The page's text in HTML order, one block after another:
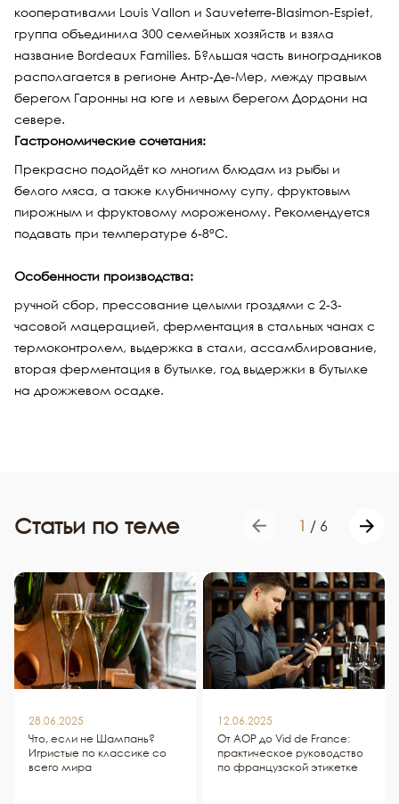
кооперативами Louis Vallon и Sauveterre-Blasimon-Espiet,
группа объединила 300 семейных хозяйств и взяла
название Bordeaux Families. Б?льшая часть виноградников
располагается в регионе Антр-Де-Мер, между правым
берегом Гаронны на юге и левым берегом Дордони на
севере.
Гастрономические сочетания:
Прекрасно подойдёт ко многим блюдам из рыбы и
белого мяса, а также клубничному супу, фруктовым
пирожным и фруктовому мороженому. Рекомендуется
подавать при температуре 6-8°С.
Особенности производства:
ручной сбор, прессование целыми гроздями с 2-3-
часовой мацерацией, ферментация в стальных чанах с
термоконтролем, выдержка в стали, ассамблирование,
вторая ферментация в бутылке, год выдержки в бутылке
на дрожжевом осадке.
Статьи по теме 1 / 6
28.06.2025
Что, если не Шампань?
Игристые по классике со
всего мира
12.06.2025
От AOP до Vid de France:
практическое руководство
по французской этикетке